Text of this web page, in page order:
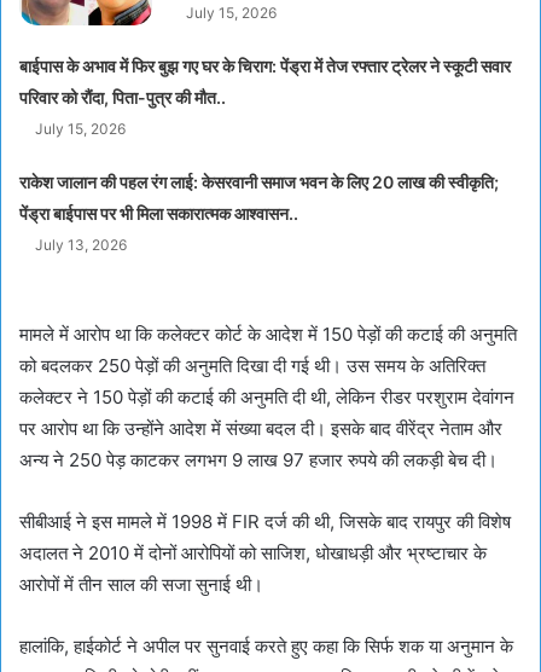
July 15, 2026
बाईपास के अभाव में फिर बुझ गए घर के चिराग: पेंड्रा में तेज रफ्तार ट्रेलर ने स्कूटी सवार
परिवार को रौंदा, पिता-पुत्र की मौत..
July 15, 2026
राकेश जालान की पहल रंग लाई: केसरवानी समाज भवन के लिए 20 लाख की स्वीकृति;
पेंड्रा बाईपास पर भी मिला सकारात्मक आश्वासन..
July 13, 2026
मामले में आरोप था कि कलेक्टर कोर्ट के आदेश में 150 पेड़ों की कटाई की अनुमति
को बदलकर 250 पेड़ों की अनुमति दिखा दी गई थी। उस समय के अतिरिक्त
कलेक्टर ने 150 पेड़ों की कटाई की अनुमति दी थी, लेकिन रीडर परशुराम देवांगन
पर आरोप था कि उन्होंने आदेश में संख्या बदल दी। इसके बाद वीरेंद्र नेताम और
अन्य ने 250 पेड़ काटकर लगभग 9 लाख 97 हजार रुपये की लकड़ी बेच दी।
सीबीआई ने इस मामले में 1998 में FIR दर्ज की थी, जिसके बाद रायपुर की विशेष
अदालत ने 2010 में दोनों आरोपियों को साजिश, धोखाधड़ी और भ्रष्टाचार के
आरोपों में तीन साल की सजा सुनाई थी।
हालांकि, हाईकोर्ट ने अपील पर सुनवाई करते हुए कहा कि सिर्फ शक या अनुमान के